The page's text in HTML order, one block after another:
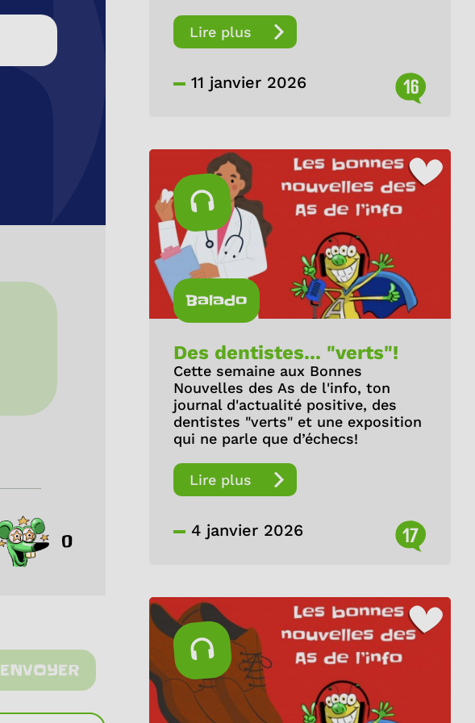
0
ENVOYER
Lire plus
11 janvier 2026 16
Balado
Des dentistes... "verts"!
Cette semaine aux Bonnes
Nouvelles des As de l'info, ton
journal d'actualité positive, des
dentistes "verts" et une exposition
qui ne parle que d’échecs!
Lire plus
4 janvier 2026 17